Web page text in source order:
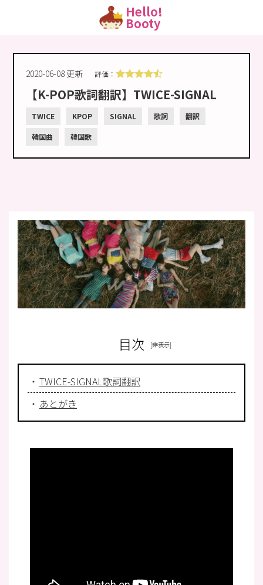
Hello!
Booty
2020-06-08 更新 評価：
【K-POP歌詞翻訳】TWICE-SIGNAL
TWICE KPOP SIGNAL 歌詞 翻訳
韓国曲 韓国歌
目次
TWICE-SIGNAL歌詞翻訳
あとがき